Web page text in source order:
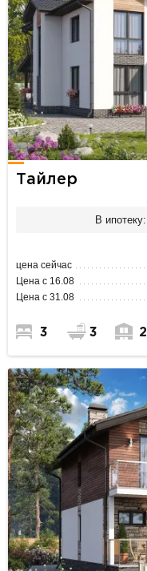
Тайлер
В ипотеку:
цена сейчас
Цена с 16.08
Цена с 31.08
3 3 2